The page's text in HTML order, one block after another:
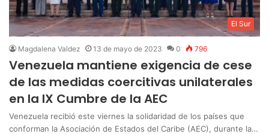
El Sur
Magdalena Valdez 13 de mayo de 2023 0 796
Venezuela mantiene exigencia de cese
de las medidas coercitivas unilaterales
en la IX Cumbre de la AEC
Venezuela recibió este viernes la solidaridad de los países que
conforman la Asociación de Estados del Caribe (AEC), durante la…